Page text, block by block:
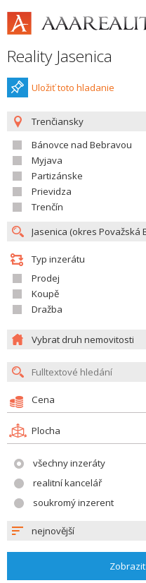
Reality Jasenica
Uložiť toto hladanie
Trenčiansky
Bánovce nad Bebravou
Myjava
Partizánske
Prievidza
Trenčín
Typ inzerátu
Prodej
Koupě
Dražba
Vybrat druh nemovitosti
Cena
Plocha
všechny inzeráty
realitní kancelář
soukromý inzerent
nejnovější
Zobrazit